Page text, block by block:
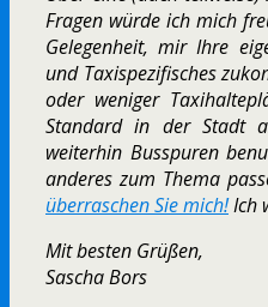
Fragen würde ich mich
Gelegenheit, mir Ihre
und Taxispezifisches
oder weniger
Standard in der Stadt
weiterhin Busspuren
anderes zum Thema
überraschen Sie mich!Ich
Mit besten Grüßen,
Sascha Bors